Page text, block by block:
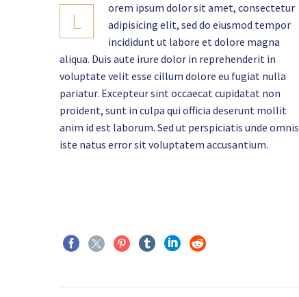
L
orem ipsum dolor sit amet, consectetur
adipisicing elit, sed do eiusmod tempor
incididunt ut labore et dolore magna
aliqua. Duis aute irure dolor in reprehenderit in
voluptate velit esse cillum dolore eu fugiat nulla
pariatur. Excepteur sint occaecat cupidatat non
proident, sunt in culpa qui officia deserunt mollit
anim id est laborum. Sed ut perspiciatis unde omnis
iste natus error sit voluptatem accusantium.